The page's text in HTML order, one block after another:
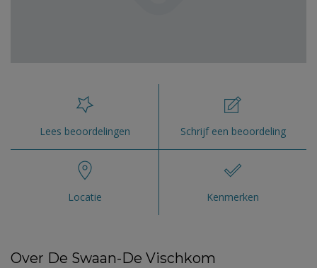
Lees beoordelingen Schrijf een beoordeling
Locatie Kenmerken
Over De Swaan-De Vischkom